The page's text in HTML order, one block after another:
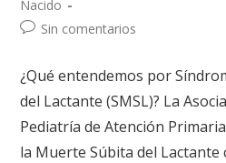
Nacido
Sin comentarios
¿Qué entendemos por
del Lactante (SMSL)? La
Pediatría de Atención
la Muerte Súbita del Lactante